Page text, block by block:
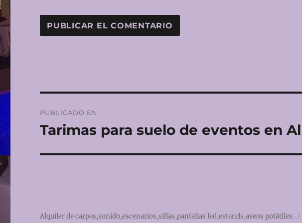
de
PUBLICADO EN
Tarimas para suelo de eventos en
Alquiler de carpas,sonido,escenarios,sillas,pantallas led,estands,aseos potátiles.